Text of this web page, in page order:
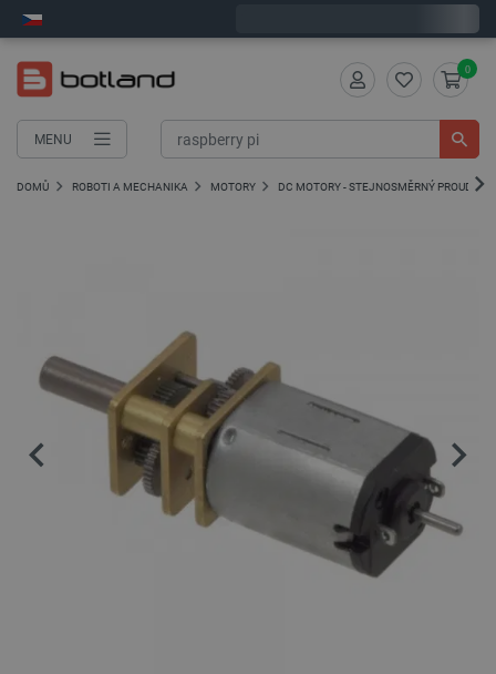
MENU
0
DOMŮ ROBOTI A MECHANIKA MOTORY DC MOTORY - STEJNOSMĚRNÝ PROUD